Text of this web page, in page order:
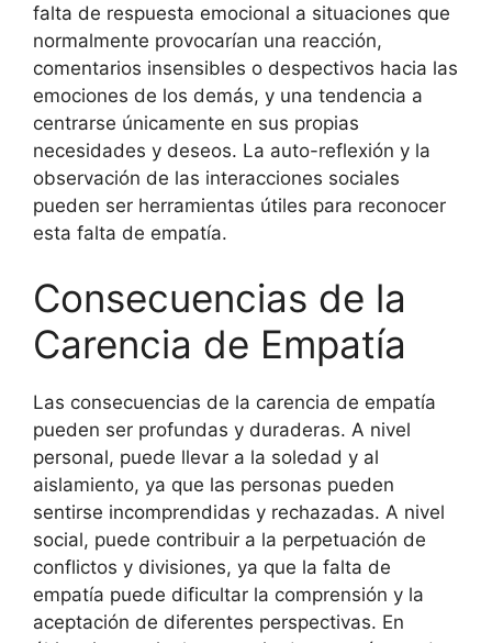
falta de respuesta emocional a situaciones que
normalmente provocarían una reacción,
comentarios insensibles o despectivos hacia las
emociones de los demás, y una tendencia a
centrarse únicamente en sus propias
necesidades y deseos. La auto-reflexión y la
observación de las interacciones sociales
pueden ser herramientas útiles para reconocer
esta falta de empatía.
Consecuencias de la
Carencia de Empatía
Las consecuencias de la carencia de empatía
pueden ser profundas y duraderas. A nivel
personal, puede llevar a la soledad y al
aislamiento, ya que las personas pueden
sentirse incomprendidas y rechazadas. A nivel
social, puede contribuir a la perpetuación de
conflictos y divisiones, ya que la falta de
empatía puede dificultar la comprensión y la
aceptación de diferentes perspectivas. En